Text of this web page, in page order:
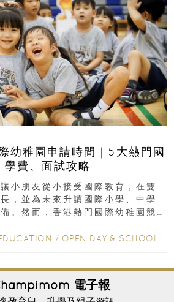
幼稚園申請時間｜5大熱門國
費、面試攻略
小朋友從小接受國際教育，在雙
，並為未來升讀國際小學、中學
。然而，香港熱門國際幼稚園競
/ OPEN DAY & SCHOOL EVENTS
電子報